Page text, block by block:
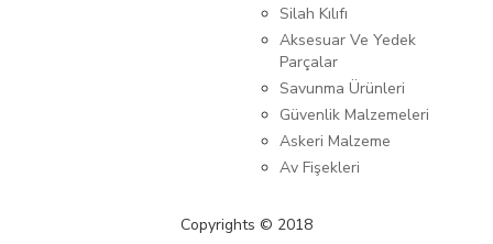
Silah Kılıfı
Aksesuar Ve Yedek
Parçalar
Savunma Ürünleri
Güvenlik Malzemeleri
Askeri Malzeme
Av Fişekleri
Copyrights © 2018